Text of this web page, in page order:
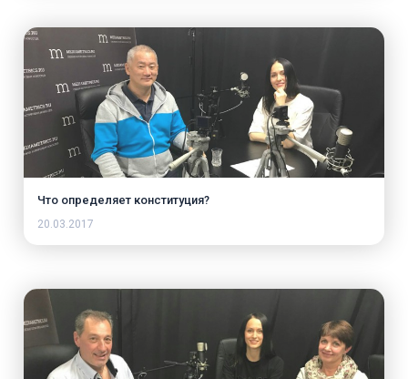
Что определяет конституция?
20.03.2017